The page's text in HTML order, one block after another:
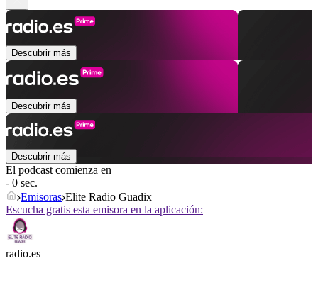
Descubrir más
Descubrir más
Descubrir más
El podcast comienza en
- 0 sec.
Emisoras Elite Radio Guadix
Escucha gratis esta emisora en la aplicación:
radio.es